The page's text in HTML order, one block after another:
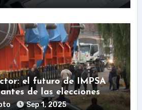
el futuro de IMPSA
de las elecciones
Sep 1, 2025